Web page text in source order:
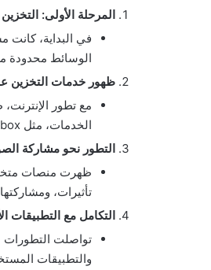
المرحلة الأولى:
الوسائط محدودة
ظهور خدمات التخزين
مع تطور
الخدمات، مثل Dropbox وGoogle Drive، رائدة في تسهيل تبادل الملفات وتخزينها.
التطور نحو مشاركة
تأثيرات،
التكامل مع التطبيقات
تواصلت التطورات
والتطبيقات